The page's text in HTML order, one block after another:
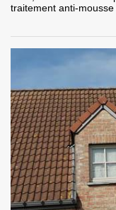
traitement anti-